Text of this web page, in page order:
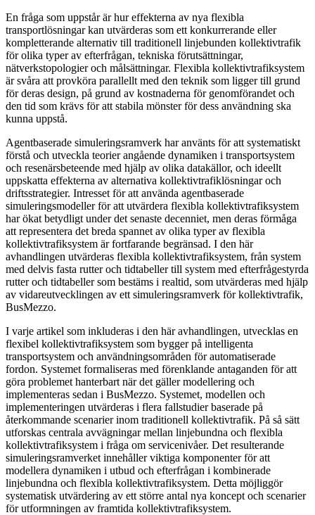
En fråga som uppstår är hur effekterna av nya flexibla
transportlösningar kan utvärderas som ett konkurrerande eller
kompletterande alternativ till traditionell linjebunden kollektivtrafik
för olika typer av efterfrågan, tekniska förutsättningar,
nätverkstopologier och målsättningar. Flexibla kollektivtrafiksystem
är svåra att provköra parallellt med den teknik som ligger till grund
för deras design, på grund av kostnaderna för genomförandet och
den tid som krävs för att stabila mönster för dess användning ska
kunna uppstå.
Agentbaserade simuleringsramverk har använts för att systematiskt
förstå och utveckla teorier angående dynamiken i transportsystem
och resenärsbeteende med hjälp av olika datakällor, och ideellt
uppskatta effekterna av alternativa kollektivtrafiklösningar och
driftsstrategier. Intresset för att använda agentbaserade
simuleringsmodeller för att utvärdera flexibla kollektivtrafiksystem
har ökat betydligt under det senaste decenniet, men deras förmåga
att representera det breda spannet av olika typer av flexibla
kollektivtrafiksystem är fortfarande begränsad. I den här
avhandlingen utvärderas flexibla kollektivtrafiksystem, från system
med delvis fasta rutter och tidtabeller till system med efterfrågestyrda
rutter och tidtabeller som bestäms i realtid, som utvärderas med hjälp
av vidareutvecklingen av ett simuleringsramverk för kollektivtrafik,
BusMezzo.
I varje artikel som inkluderas i den här avhandlingen, utvecklas en
flexibel kollektivtrafiksystem som bygger på intelligenta
transportsystem och användningsområden för automatiserade
fordon. Systemet formaliseras med förenklande antaganden för att
göra problemet hanterbart när det gäller modellering och
implementeras sedan i BusMezzo. Systemet, modellen och
implementeringen utvärderas i flera fallstudier baserade på
återkommande scenarier inom traditionell kollektivtrafik. På så sätt
utforskas centrala avvägningar mellan linjebundna och flexibla
kollektivtrafiksystem i fråga om servicenivåer. Det resulterande
simuleringsramverket innehåller viktiga komponenter för att
modellera dynamiken i utbud och efterfrågan i kombinerade
linjebundna och flexibla kollektivtrafiksystem. Detta möjliggör
systematisk utvärdering av ett större antal nya koncept och scenarier
för utformningen av framtida kollektivtrafiksystem.